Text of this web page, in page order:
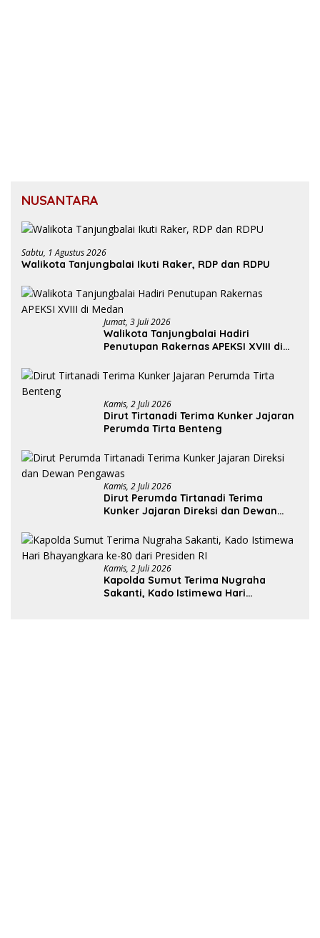
NUSANTARA
Sabtu, 1 Agustus 2026
Walikota Tanjungbalai Ikuti Raker, RDP dan RDPU
Jumat, 3 Juli 2026
Walikota Tanjungbalai Hadiri
Penutupan Rakernas APEKSI XVIII di
Kamis, 2 Juli 2026
Dirut Tirtanadi Terima Kunker Jajaran
Perumda Tirta Benteng
Kamis, 2 Juli 2026
Dirut Perumda Tirtanadi Terima
Kunker Jajaran Direksi dan Dewan
Kamis, 2 Juli 2026
Kapolda Sumut Terima Nugraha
Sakanti, Kado Istimewa Hari